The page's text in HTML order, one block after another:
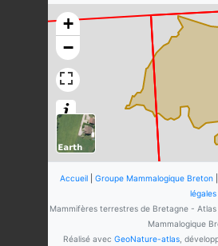
Barbastella
(Schreber, 1774)
observations
Dernière
Hérisson
Erinaceus
4observations
Dernière
Noctule
Nyctalus
1774)
+
−
Accueil Groupe Mammalogique Breton
légales
Mammifères terrestres de Bretagne -
Mammalogique
Réalisé avec GeoNature-atlas,